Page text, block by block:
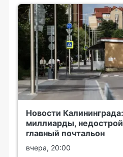
Новости
миллиарды, недострой
главный почтальон
вчера, 20:00